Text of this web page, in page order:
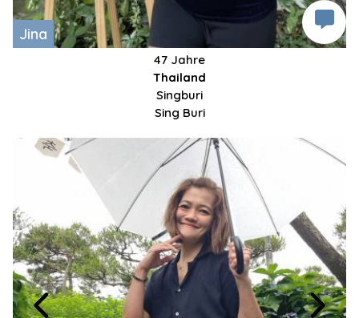
Jina
47 Jahre
Thailand
Singburi
Sing Buri